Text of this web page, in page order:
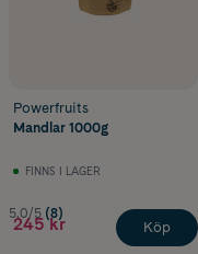
Powerfruits
Mandlar 1000g
FINNS I LAGER
5.0/5 (8)
245 kr Köp